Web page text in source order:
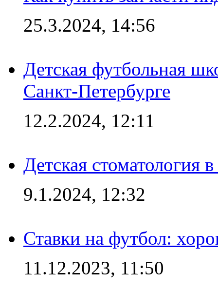
25.3.2024, 14:56
Детская футбольная
Санкт-Петербурге
12.2.2024, 12:11
Детская стоматология
9.1.2024, 12:32
Ставки на футбол:
11.12.2023, 11:50